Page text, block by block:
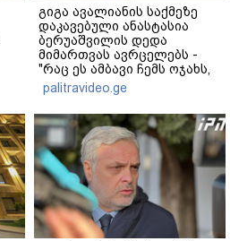
გიგა ავალიანის საქმეზე
დაკავებული ანასტასია
ბერუაშვილის დედა
მიმართვას ავრცელებს -
"რაც ეს ამბავი ჩემს ოჯახს,
ჩემს ანასტასიას გადახდა
თავს, მის მერე მე მე არ
ვარ"
palitravideo.ge